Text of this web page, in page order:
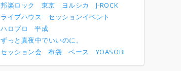
邦楽ロック
東京 ヨルシカ
J-ROCK
ライブハウス
セッションイベント
ハロプロ
平成
ずっと真夜中でいいのに。
セッション会
布袋 ベース YOASOBI